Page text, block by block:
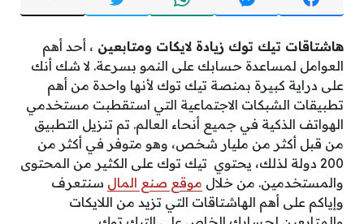
هاشتاقات تيك توك زيادة لايكات ومتابعين ، أحد أهم
العوامل لمساعدة حسابك على النمو بسرعة. لا شك أنك
على دراية كبيرة بمنصة تيك توك لأنها واحدة من أهم
تطبيقات الشبكات الاجتماعية التي استقطبت مستخدمي
الهواتف الذكية في جميع أنحاء العالم. تم تنزيل التطبيق
من قبل أكثر من مليار شخص، وهو متوفر في أكثر من
200 دولة لذلك، يحتوي تيك توك على الكثير من المحتوى
والمستخدمين. من خلال موقع صنع المال سنتعرف
وإياكم على أهم الهاشتاقات التي تزيد من اللايكات